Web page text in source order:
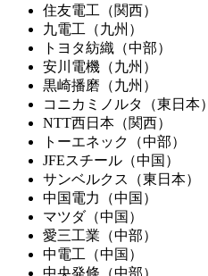
住友電工（関西）
九電工（九州）
トヨタ紡織（中部）
安川電機（九州）
黒崎播磨（九州）
コニカミノルタ（東日本）
NTT西日本（関西）
トーエネック（中部）
JFEスチール（中国）
サンベルクス（東日本）
中国電力（中国）
マツダ（中国）
愛三工業（中部）
中電工（中国）
中央発條（中部）